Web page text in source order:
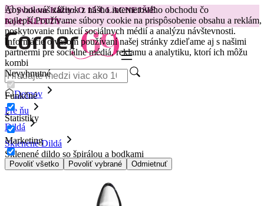
Aby bol váš zážitok z nášho internetového obchodu čo
najlepší.Používame súbory cookie na prispôsobenie obsahu a reklám,
poskytovanie funkcií sociálnych médií a analýzu návštevnosti.
Informácie o vašom používaní našej stránky zdieľame aj s našimi
partnermi pre sociálne médiá, reklamu a analytiku, ktorí ich môžu
kombi
Nevyhnutné
Funkčné
Štatistiky
Marketing
Povoliť všetko Povoliť vybrané Odmietnuť
😽Svakom Klitty: O 15 € LACNEJŠIE
Kód: KLITTY →
Domov
Pre ňu
Dildá
Sklenené Dildá
Sklenené dildo so špirálou a bodkami